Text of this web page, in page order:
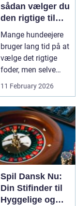
sådan vælger du
den rigtige til
din hund
Mange hundeejere
bruger lang tid på at
vælge det rigtige
foder, men selve
skålen b...
11 February 2026
Spil Dansk Nu:
Din Stifinder til
Hyggelige og